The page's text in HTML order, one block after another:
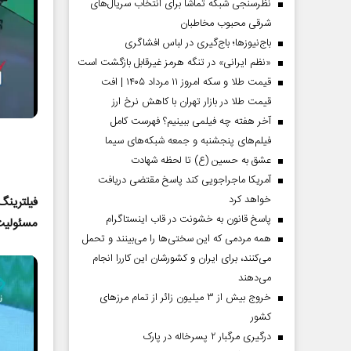
نظرسنجی شبکه تماشا برای انتخاب سریال‌های
شرقی محبوب مخاطبان
باج‌نیوزها؛ باج‌گیری در لباس افشاگری
«نظم ایرانی» در تنگه هرمز غیرقابل بازگشت است
قیمت طلا و سکه امروز ۱۱ مرداد ۱۴۰۵ | افت
قیمت طلا در بازار تهران با کاهش نرخ ارز
آخر هفته چه فیلمی ببینیم؟ فهرست کامل
فیلم‌های پنجشنبه و جمعه شبکه‌های سیما
عشق به حسین (ع) تا لحظه شهادت
آمریکا ماجراجویی کند پاسخ مقتضی دریافت
خواهد کرد
پاسخ قانون به خشونت در قاب اینستاگرام
همه مردمی که این سختی‌ها را می‌بینند و تحمل
می‌کنند، برای ایران و کشورشان این کاررا انجام
می‌دهند
خروج بیش از ۳ میلیون زائر از تمام مرز‌های
کشور
درگیری مرگبار ۲ پسرخاله در پارک
صفحات نخست‌روزنامه ها‌ی پنجشنبه‌۸ مردادماه